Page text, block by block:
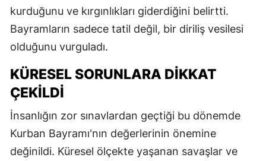
kurduğunu ve kırgınlıkları giderdiğini belirtti.
Bayramların sadece tatil değil, bir diriliş vesilesi
olduğunu vurguladı.
KÜRESEL SORUNLARA DIKKAT
ÇEKILDI
İnsanlığın zor sınavlardan geçtiği bu dönemde
Kurban Bayramı'nın değerlerinin önemine
değinildi. Küresel ölçekte yaşanan savaşlar ve